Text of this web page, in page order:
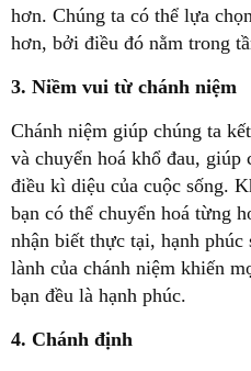
hơn. Chúng ta có thể lựa
hơn, bởi điều đó nằm trong
3. Niềm vui từ chánh niệm
Chánh niệm giúp chúng ta
và chuyển hoá khổ đau, giúp
điều kì diệu của cuộc sống.
bạn có thể chuyển hoá từng
nhận biết thực tại, hạnh
lành của chánh niệm khiến
bạn đều là hạnh phúc.
4. Chánh định